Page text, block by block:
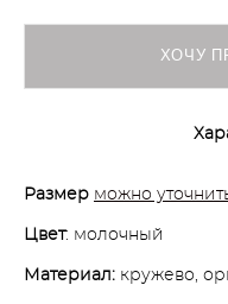
ХОЧУ
Размер можно
Цвет: молочный
Материал: кружево,